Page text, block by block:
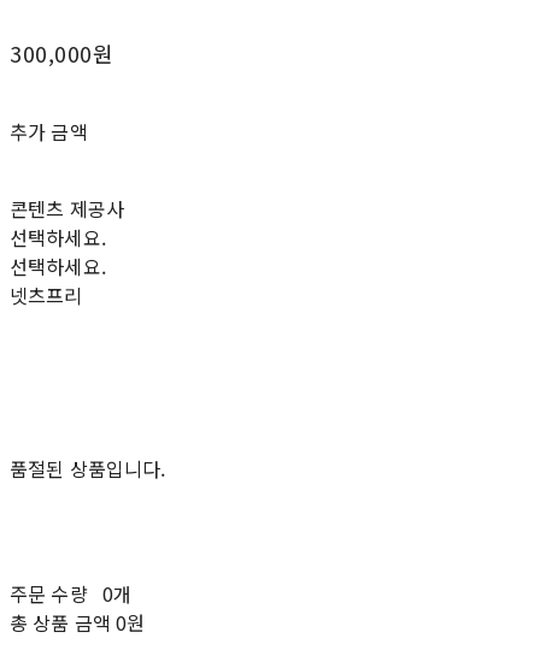
300,000원
추가 금액
콘텐츠 제공사
선택하세요.
선택하세요.
넷츠프리
품절된 상품입니다.
주문 수량 0개
총 상품 금액 0원